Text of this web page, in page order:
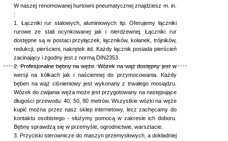
W naszej renomowanej hurtowni pneumatycznej znajdziesz m. in.
:
1. Łączniki rur stalowych, aluminiowych itp. Oferujemy łączniki
rurowe ze stali ocynkowanej jak i nierdzewnej. Łączniki rur
dostępne są w postaci przyłączek, łączników, kolanek, trójników,
redukcji, pierścieni, nakrętek itd. Każdy łącznik posiada pierścień
zacinający i zgodny jest z normą DIN2353.
2. Profesjonalne bębny na węże. Wózek na wąż dostępny jest w
wersji na kółkach jak i naściennej do przymocowania. Każdy
bęben na wąż ciśnieniowy jest wykonany z trwałego mosiądzu.
Wózek do zwijania węża może jest przygotowany na następujące
długości przewodu: 40, 50, 80 metrów. Wszystkie wózki na węże
kupić można przez nasz sklep internetowy, lecz zachęcamy do
kontaktu osobistego - służymy pomocą w zakresie ich doboru.
Bębny sprawdzą się w przemyśle, ogrodnictwie, warsztacie.
3. Przyciski sterownicze do maszyn przemysłowych, a dokładniej